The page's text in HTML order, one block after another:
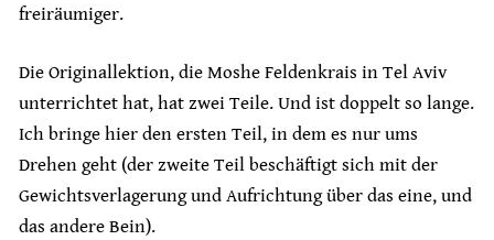
freiräumiger.
Die Originallektion, die Moshe Feldenkrais in Tel Aviv
unterrichtet hat, hat zwei Teile. Und ist doppelt so lange.
Ich bringe hier den ersten Teil, in dem es nur ums
Drehen geht (der zweite Teil beschäftigt sich mit der
Gewichtsverlagerung und Aufrichtung über das eine, und
das andere Bein).